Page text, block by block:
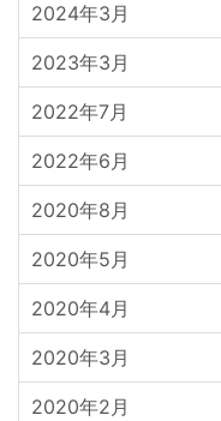
2024年3月
2023年3月
2022年7月
2022年6月
2020年8月
2020年5月
2020年4月
2020年3月
2020年2月